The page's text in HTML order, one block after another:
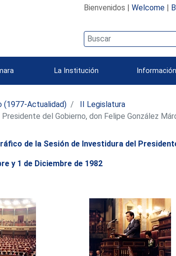
Bienvenidos | Welcome|
La Institución
(1977-Actualidad)
II Legislatura
del Gobierno, don Felipe González
de la Sesión de Investidura del
y 1 de Diciembre de 1982